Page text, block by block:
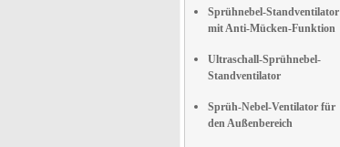
Sprühnebel-Standventilator
mit Anti-Mücken-Funktion
Ultraschall-Sprühnebel-
Standventilator
Sprüh-Nebel-Ventilator für
den Außenbereich